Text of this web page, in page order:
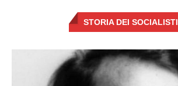
STORIA DEI SOCIALISTI